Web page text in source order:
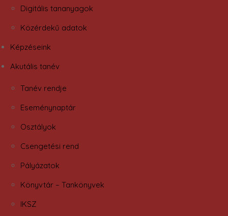
Digitális tananyagok
Közérdekű adatok
Képzéseink
Akutális tanév
Tanév rendje
Eseménynaptár
Osztályok
Csengetési rend
Pályázatok
Könyvtár – Tankönyvek
IKSZ